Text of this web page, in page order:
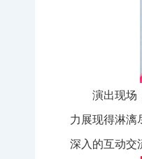
演出现场
力展现得淋漓
深入的互动交